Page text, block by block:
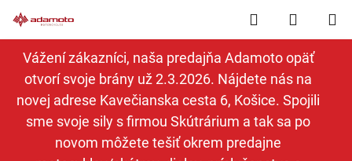
na
obsah
Vážení zákazníci, naša predajňa Adamoto opäť
otvorí svoje brány už 2.3.2026. Nájdete nás na
novej adrese Kavečianska cesta 6, Košice. Spojili
sme svoje sily s firmou Skútrárium a tak sa po
novom môžete tešiť okrem predajne
Hľadať
KOŠÍK